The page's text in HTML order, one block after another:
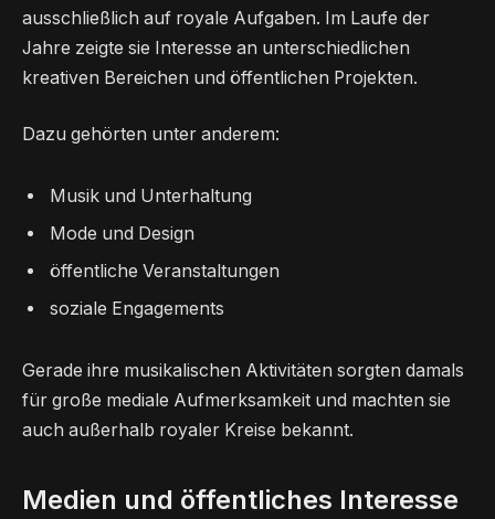
ausschließlich auf royale Aufgaben. Im Laufe der
Jahre zeigte sie Interesse an unterschiedlichen
kreativen Bereichen und öffentlichen Projekten.
Dazu gehörten unter anderem:
Musik und Unterhaltung
Mode und Design
öffentliche Veranstaltungen
soziale Engagements
Gerade ihre musikalischen Aktivitäten sorgten damals
für große mediale Aufmerksamkeit und machten sie
auch außerhalb royaler Kreise bekannt.
Medien und öffentliches Interesse